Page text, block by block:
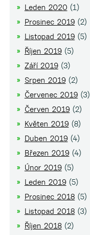
Leden 2020(1)
Prosinec 2019(2)
Listopad 2019(5)
Říjen 2019(5)
Září 2019(3)
Srpen 2019(2)
Červenec 2019(3)
Červen 2019(2)
Květen 2019(8)
Duben 2019(4)
Březen 2019(4)
Únor 2019(5)
Leden 2019(5)
Prosinec 2018(5)
Listopad 2018(3)
Říjen 2018(2)